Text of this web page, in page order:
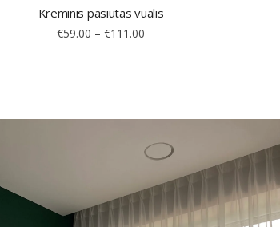
Kreminis pasiūtas vualis
€59.00 – €111.00